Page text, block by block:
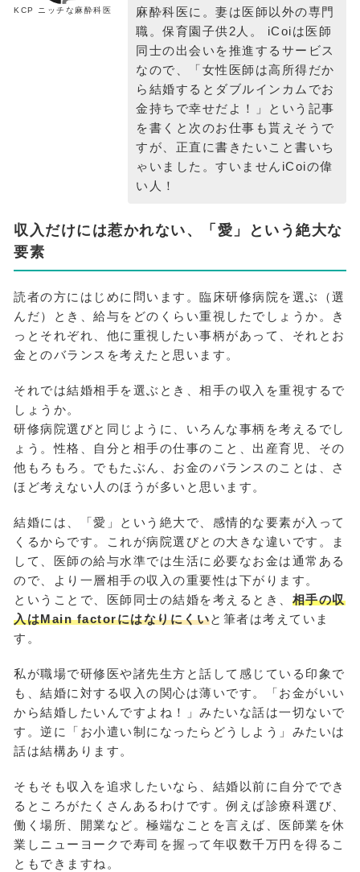
KCP ニッチな麻酔科医
麻酔科医に。妻は医師以外の専門
職。保育園子供2人。 iCoiは医師
同士の出会いを推進するサービス
なので、「女性医師は高所得だか
ら結婚するとダブルインカムでお
金持ちで幸せだよ！」という記事
を書くと次のお仕事も貰えそうで
すが、正直に書きたいこと書いち
ゃいました。すいませんiCoiの偉
い人！
収入だけには惹かれない、「愛」という絶大な
要素
読者の方にはじめに問います。臨床研修病院を選ぶ（選
んだ）とき、給与をどのくらい重視したでしょうか。き
っとそれぞれ、他に重視したい事柄があって、それとお
金とのバランスを考えたと思います。
それでは結婚相手を選ぶとき、相手の収入を重視するで
しょうか。
研修病院選びと同じように、いろんな事柄を考えるでし
ょう。性格、自分と相手の仕事のこと、出産育児、その
他もろもろ。でもたぶん、お金のバランスのことは、さ
ほど考えない人のほうが多いと思います。
結婚には、「愛」という絶大で、感情的な要素が入って
くるからです。これが病院選びとの大きな違いです。ま
して、医師の給与水準では生活に必要なお金は通常ある
ので、より一層相手の収入の重要性は下がります。
ということで、医師同士の結婚を考えるとき、 相手の収
入はMain factorにはなりにくいと筆者は考えていま
す。
私が職場で研修医や諸先生方と話して感じている印象で
も、結婚に対する収入の関心は薄いです。「お金がいい
から結婚したいんですよね！」みたいな話は一切ないで
す。逆に「お小遣い制になったらどうしよう」みたいは
話は結構あります。
そもそも収入を追求したいなら、結婚以前に自分ででき
るところがたくさんあるわけです。例えば診療科選び、
働く場所、開業など。極端なことを言えば、医師業を休
業しニューヨークで寿司を握って年収数千万円を得るこ
ともできますね。